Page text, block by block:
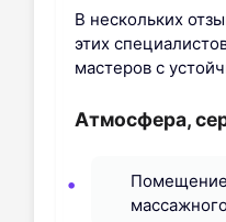
В нескольких
этих
мастеров с
Атмосфера,
Помещение